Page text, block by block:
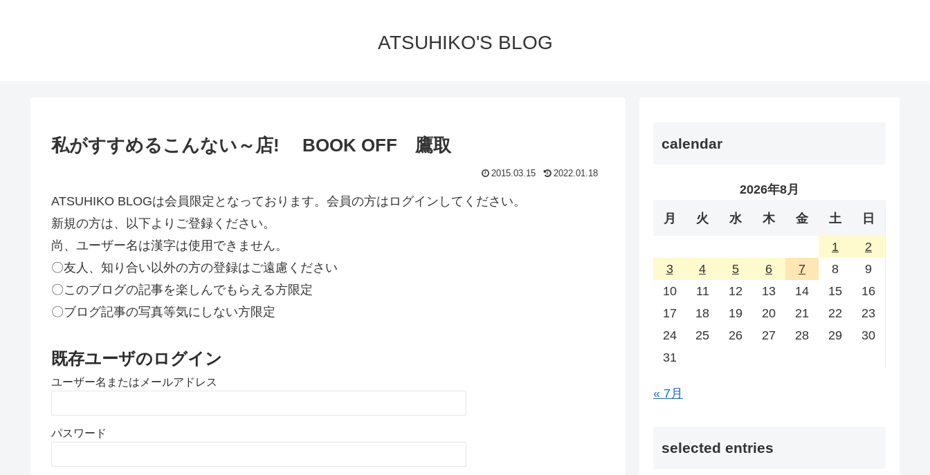
ATSUHIKO'S BLOG
私がすすめるこんない～店! BOOK OFF 鷹取
2015.03.15 2022.01.18
ATSUHIKO BLOGは会員限定となっております。会員の方はログインしてください。
新規の方は、以下よりご登録ください。
尚、ユーザー名は漢字は使用できません。
〇友人、知り合い以外の方の登録はご遠慮ください
〇このブログの記事を楽しんでもらえる方限定
〇ブログ記事の写真等気にしない方限定
既存ユーザのログイン
ユーザー名またはメールアドレス
パスワード
calendar
2026年8月
月 火 水 木 金 土 日
1
2
3
4 5 6 7 8
9
10
11 12 13 14 15
16
17
18 19 20 21 22
23
24
25 26 27 28 29
30
31
« 7月
selected entries